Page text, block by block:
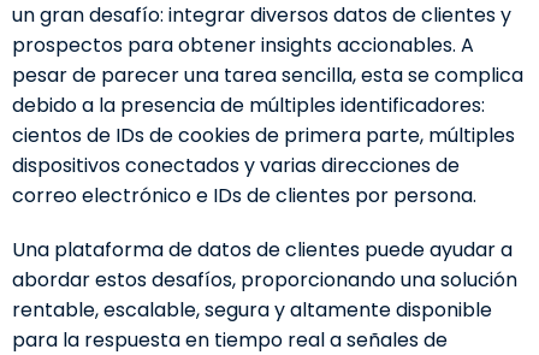
un gran desafío: integrar diversos datos de clientes y
prospectos para obtener insights accionables. A
pesar de parecer una tarea sencilla, esta se complica
debido a la presencia de múltiples identificadores:
cientos de IDs de cookies de primera parte, múltiples
dispositivos conectados y varias direcciones de
correo electrónico e IDs de clientes por persona.
Una plataforma de datos de clientes puede ayudar a
abordar estos desafíos, proporcionando una solución
rentable, escalable, segura y altamente disponible
para la respuesta en tiempo real a señales de